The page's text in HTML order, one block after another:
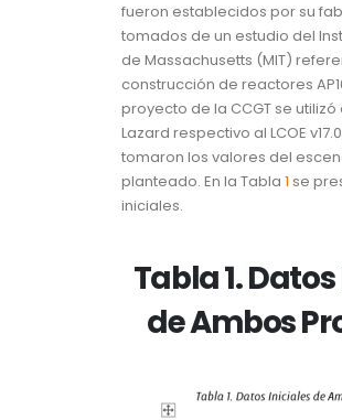
fueron establecidos por su
tomados de un estudio del
de Massachusetts (MIT)
construcción de reactores
proyecto de la CCGT se
Lazard respectivo al LCOE
tomaron los valores del
planteado. En la Tabla 1 se
iniciales.
Tabla 1.
de Ambos